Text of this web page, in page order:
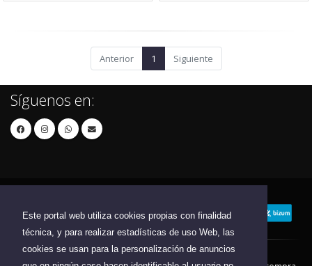
Este portal web utiliza cookies propias con finalidad
técnica, y para realizar estadísticas de uso Web, las
cookies se usan para la personalización de anuncios
Anterior 1 Siguiente
Síguenos en: